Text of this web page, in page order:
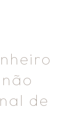
de